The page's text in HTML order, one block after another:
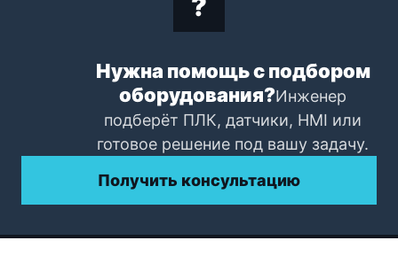
Нужна помощь с подбором
оборудования?Инженер
подберёт ПЛК, датчики, HMI или
готовое решение под вашу задачу.
Получить консультацию